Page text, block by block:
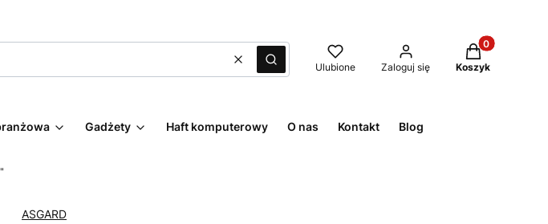
WyczyśćSzukaj Ulubione Zaloguj się
Produkty w
Koszyk
Gadżety Haft komputerowy O nas Kontakt Blog
ASGARD